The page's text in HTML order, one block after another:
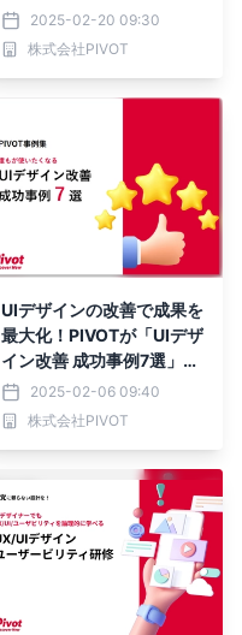
響！2025-02-20 09:30
株式会社PIVOT
UIデザインの改善で成果を
最大化！PIVOTが「UIデザ
イン改善 成功事例7選」を
2月5日無料公開
2025-02-06 09:40
株式会社PIVOT